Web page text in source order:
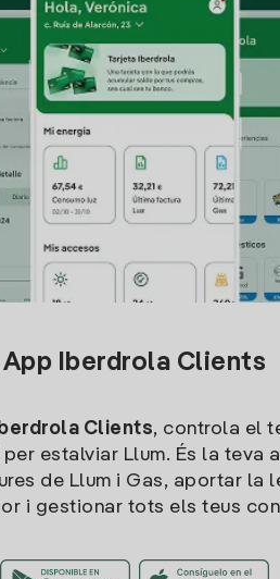
App Iberdrola Clients
Clients, controla el
per estalviar Llum. És la teva
de Llum i Gas, aportar la
i gestionar tots els teus